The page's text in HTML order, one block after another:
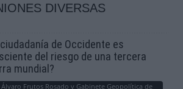
DIVERSAS
de Occidente es
del riesgo de una tercera
mundial?
Álvaro Frutos Rosado y Gabinete Geopolítica de